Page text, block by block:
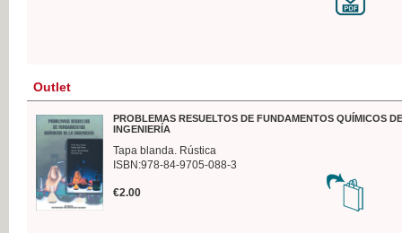
Outlet
PROBLEMAS RESUELTOS DE FUNDAMENTOS QUÍMICOS
INGENIERÍA
Tapa blanda. Rústica
ISBN:978-84-9705-088-3
€2.00